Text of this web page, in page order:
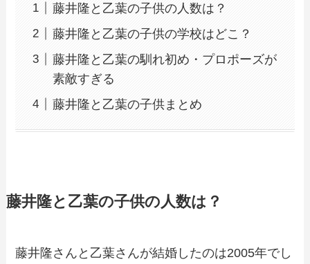
藤井隆と乙葉の子供の人数は？
藤井隆と乙葉の子供の学校はどこ？
藤井隆と乙葉の馴れ初め・プロポーズが
素敵すぎる
藤井隆と乙葉の子供まとめ
藤井隆と乙葉の子供の人数は？
藤井隆さんと乙葉さんが結婚したのは2005年でし